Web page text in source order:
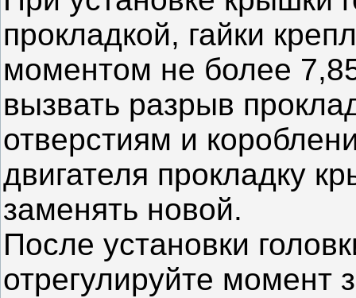
прокладкой, гайки
моментом не более
вызвать разрыв
отверстиям и
двигателя прокладку
заменять новой.
После установки
отрегулируйте момент